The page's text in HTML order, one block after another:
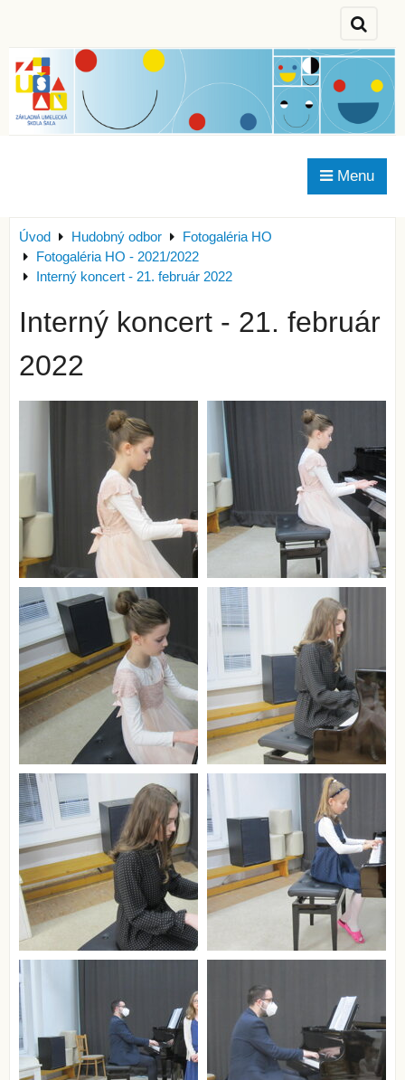
Menu
Úvod Hudobný odbor
Fotogaléria HO
Fotogaléria HO - 2021/2022
Interný koncert - 21. február 2022
Interný koncert - 21. február
2022